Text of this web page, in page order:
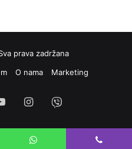
prava zadržana
O nama Marketing
YouTubeInstagram
Viber